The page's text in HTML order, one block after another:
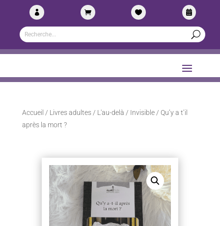
   
Accueil / Livres adultes/ L'au-delà / Invisible/ Qu’y a t’il
après la mort ?